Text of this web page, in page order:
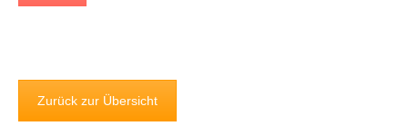
Zurück zur Übersicht